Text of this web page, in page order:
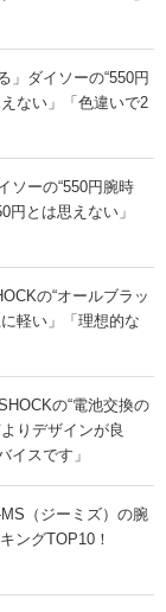
」ダイソーの“550円
ない」「色違いで2
ソーの“550円腕時
とは思えない」
の“オールブラッ
軽い」「理想的な
の“電池交換の
りデザインが良
イスです」
（ジーミズ）の腕
ングTOP10！